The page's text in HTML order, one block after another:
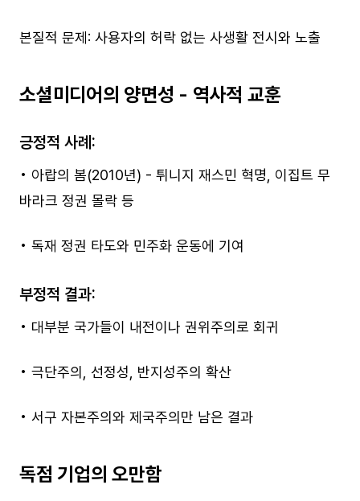
본질적 문제: 사용자의 허락 없는 사생활 전시와 노출
소셜미디어의 양면성 - 역사적 교훈
긍정적 사례:
• 아랍의 봄(2010년) - 튀니지 재스민 혁명, 이집트 무
바라크 정권 몰락 등
• 독재 정권 타도와 민주화 운동에 기여
부정적 결과:
• 대부분 국가들이 내전이나 권위주의로 회귀
• 극단주의, 선정성, 반지성주의 확산
• 서구 자본주의와 제국주의만 남은 결과
독점 기업의 오만함